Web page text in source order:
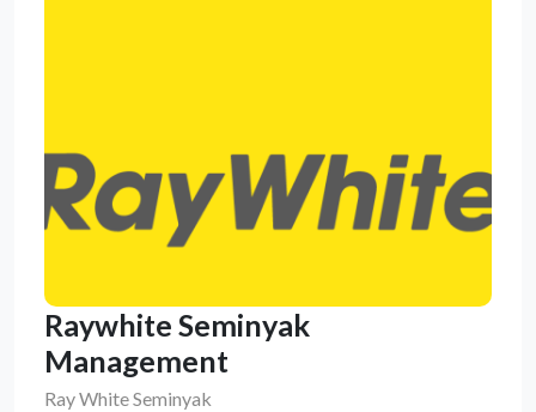
Raywhite Seminyak
Management
Ray White Seminyak